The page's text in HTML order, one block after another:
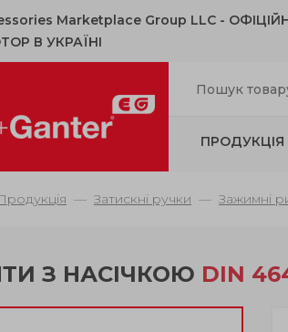
Marketplace Group LLC -
В УКРАЇНІ
ПРОДУКЦІЯ
Затискні ручки Зажимні
З НАСІЧКОЮ DIN